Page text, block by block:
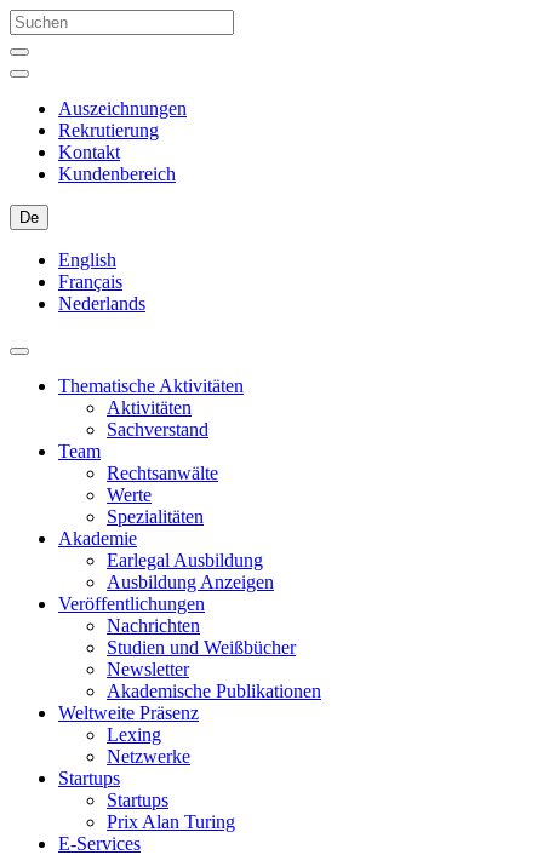
Auszeichnungen
Rekrutierung
Kontakt
Kundenbereich
De
English
Français
Nederlands
Thematische Aktivitäten
Aktivitäten
Sachverstand
Team
Rechtsanwälte
Werte
Spezialitäten
Akademie
Earlegal Ausbildung
Ausbildung Anzeigen
Veröffentlichungen
Nachrichten
Studien und Weißbücher
Newsletter
Akademische Publikationen
Weltweite Präsenz
Lexing
Netzwerke
Startups
Startups
Prix Alan Turing
E-Services